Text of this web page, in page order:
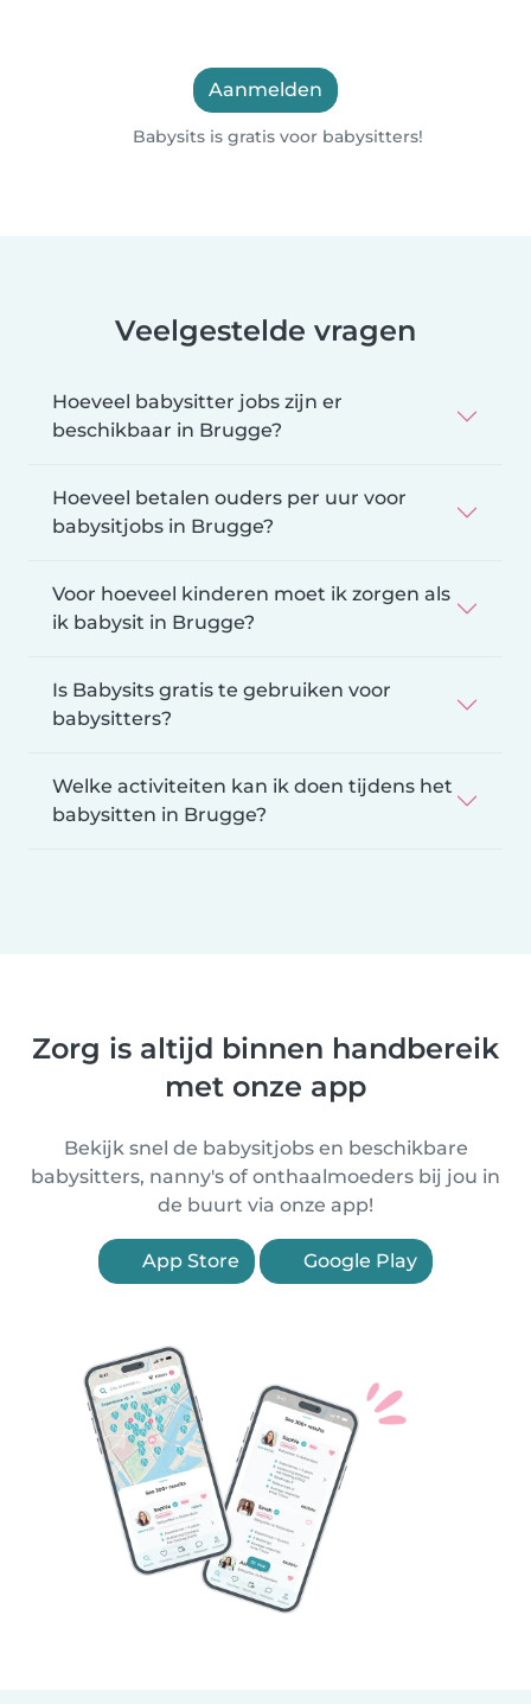
Aanmelden
Babysits is gratis voor babysitters!
Veelgestelde vragen
Hoeveel babysitter jobs zijn er
beschikbaar in Brugge?
Hoeveel betalen ouders per uur voor
babysitjobs in Brugge?
Voor hoeveel kinderen moet ik zorgen als
ik babysit in Brugge?
Is Babysits gratis te gebruiken voor
babysitters?
Welke activiteiten kan ik doen tijdens het
babysitten in Brugge?
Zorg is altijd binnen handbereik
met onze app
Bekijk snel de babysitjobs en beschikbare
babysitters, nanny's of onthaalmoeders bij jou in
de buurt via onze app!
App Store Google Play